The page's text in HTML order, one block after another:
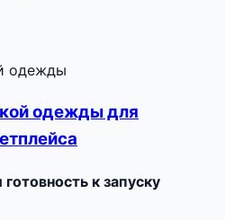
одежды
одежды для
к запуску